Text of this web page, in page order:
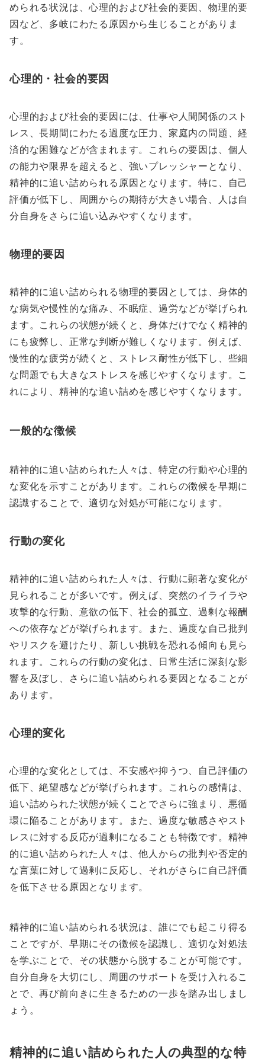
められる状況は、心理的および社会的要因、物理的要
因など、多岐にわたる原因から生じることがありま
す。
心理的・社会的要因
心理的および社会的要因には、仕事や人間関係のスト
レス、長期間にわたる過度な圧力、家庭内の問題、経
済的な困難などが含まれます。これらの要因は、個人
の能力や限界を超えると、強いプレッシャーとなり、
精神的に追い詰められる原因となります。特に、自己
評価が低下し、周囲からの期待が大きい場合、人は自
分自身をさらに追い込みやすくなります。
物理的要因
精神的に追い詰められる物理的要因としては、身体的
な病気や慢性的な痛み、不眠症、過労などが挙げられ
ます。これらの状態が続くと、身体だけでなく精神的
にも疲弊し、正常な判断が難しくなります。例えば、
慢性的な疲労が続くと、ストレス耐性が低下し、些細
な問題でも大きなストレスを感じやすくなります。こ
れにより、精神的な追い詰めを感じやすくなります。
一般的な徴候
精神的に追い詰められた人々は、特定の行動や心理的
な変化を示すことがあります。これらの徴候を早期に
認識することで、適切な対処が可能になります。
行動の変化
精神的に追い詰められた人々は、行動に顕著な変化が
見られることが多いです。例えば、突然のイライラや
攻撃的な行動、意欲の低下、社会的孤立、過剰な報酬
への依存などが挙げられます。また、過度な自己批判
やリスクを避けたり、新しい挑戦を恐れる傾向も見ら
れます。これらの行動の変化は、日常生活に深刻な影
響を及ぼし、さらに追い詰められる要因となることが
あります。
心理的変化
心理的な変化としては、不安感や抑うつ、自己評価の
低下、絶望感などが挙げられます。これらの感情は、
追い詰められた状態が続くことでさらに強まり、悪循
環に陥ることがあります。また、過度な敏感さやスト
レスに対する反応が過剰になることも特徴です。精神
的に追い詰められた人々は、他人からの批判や否定的
な言葉に対して過剰に反応し、それがさらに自己評価
を低下させる原因となります。
精神的に追い詰められる状況は、誰にでも起こり得る
ことですが、早期にその徴候を認識し、適切な対処法
を学ぶことで、その状態から脱することが可能です。
自分自身を大切にし、周囲のサポートを受け入れるこ
とで、再び前向きに生きるための一歩を踏み出しまし
ょう。
精神的に追い詰められた人の典型的な特